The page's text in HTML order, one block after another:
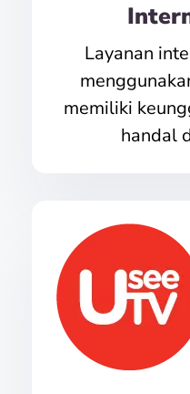
Layanan
memiliki
handal